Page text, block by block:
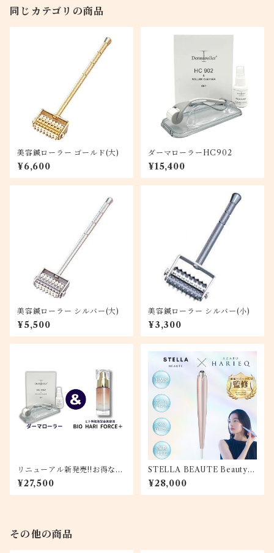
同じカテゴリの商品
美容鍼ローラー ゴールド(大)
¥6,600
ダーマローラーHC902
¥15,400
美容鍼ローラー シルバー(大)
¥5,500
美容鍼ローラー シルバー(小)
¥3,300
リニューアル新発売!!お得な2
点セット ダーマローラー＆BI
O HARI FORCE＋(ヒト幹細
胞美容液)
¥27,500
STELLA BEAUTE Beauty F
ace Stick 『Rin』｛サクラ
（撫子）｝
¥28,000
その他の商品